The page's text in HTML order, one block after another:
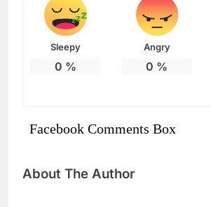
Sleepy
0 %
Angry
0 %
Facebook Comments Box
About The Author